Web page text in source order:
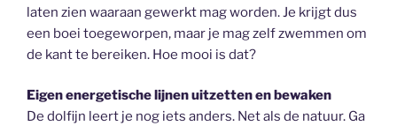
laten zien waaraan gewerkt mag worden. Je krijgt dus
een boei toegeworpen, maar je mag zelf zwemmen om
de kant te bereiken. Hoe mooi is dat?
Eigen energetische lijnen uitzetten en bewaken
De dolfijn leert je nog iets anders. Net als de natuur. Ga